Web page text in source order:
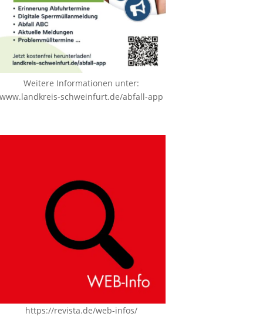
Weitere Informationen unter:
www.landkreis-schweinfurt.de/abfall-app
https://revista.de/web-infos/